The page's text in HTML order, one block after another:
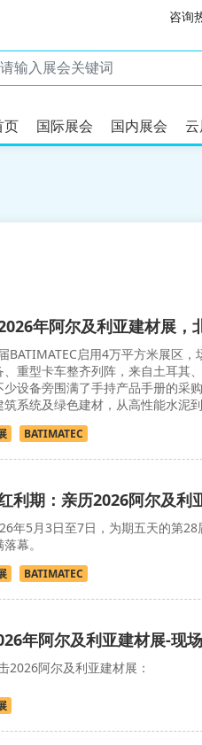
咨询
页 国际展会 国内展会
年阿尔及利亚建材展，
BATIMATEC启用4万平方米展区
、重型卡车整齐列阵，来自土耳其
少设备旁围满了手持产品手册的采
系统及绿色建材，从高性能水泥
BATIMATEC
利期：亲历2026阿尔及利
年5月3日至7日，为期五天的第
幕。
BATIMATEC
年阿尔及利亚建材展-现
2026阿尔及利亚建材展：